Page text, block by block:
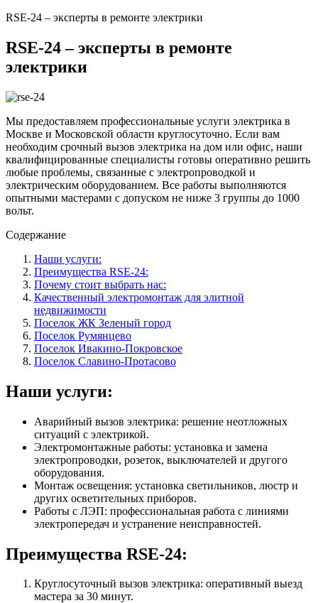
RSE-24 – эксперты в ремонте электрики
RSE-24 – эксперты в ремонте
электрики
Мы предоставляем профессиональные услуги электрика в
Москве и Московской области круглосуточно. Если вам
необходим срочный вызов электрика на дом или офис, наши
квалифицированные специалисты готовы оперативно решить
любые проблемы, связанные с электропроводкой и
электрическим оборудованием. Все работы выполняются
опытными мастерами с допуском не ниже 3 группы до 1000
вольт.
Содержание
Наши услуги:
Преимущества RSE-24:
Почему стоит выбрать нас:
Качественный электромонтаж для элитной
недвижимости
Поселок ЖК Зеленый город
Поселок Румянцево
Поселок Ивакино-Покровское
Поселок Славино-Протасово
Наши услуги:
Аварийный вызов электрика: решение неотложных
ситуаций с электрикой.
Электромонтажные работы: установка и замена
электропроводки, розеток, выключателей и другого
оборудования.
Монтаж освещения: установка светильников, люстр и
других осветительных приборов.
Работы с ЛЭП: профессиональная работа с линиями
электропередач и устранение неисправностей.
Преимущества RSE-24:
Круглосуточный вызов электрика: оперативный выезд
мастера за 30 минут.